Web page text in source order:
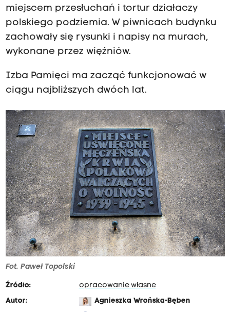
miejscem przesłuchań i tortur działaczy
polskiego podziemia. W piwnicach budynku
zachowały się rysunki i napisy na murach,
wykonane przez więźniów.
Izba Pamięci ma zacząć funkcjonować w
ciągu najbliższych dwóch lat.
Fot. Paweł Topolski
Źródło:
opracowanie własne
Autor:
Agnieszka Wrońska-Bęben